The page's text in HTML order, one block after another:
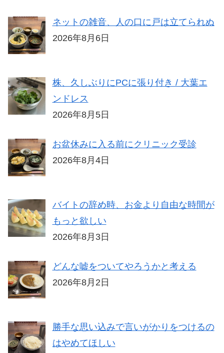
ネットの雑音、人の口に戸は立てられぬ
2026年8月6日
株、久しぶりにPCに張り付き / 大葉エ
ンドレス
2026年8月5日
お盆休みに入る前にクリニック受診
2026年8月4日
バイトの辞め時、お金より自由な時間が
もっと欲しい
2026年8月3日
どんな嘘をついてやろうかと考える
2026年8月2日
勝手な思い込みで言いがかりをつけるの
はやめてほしい